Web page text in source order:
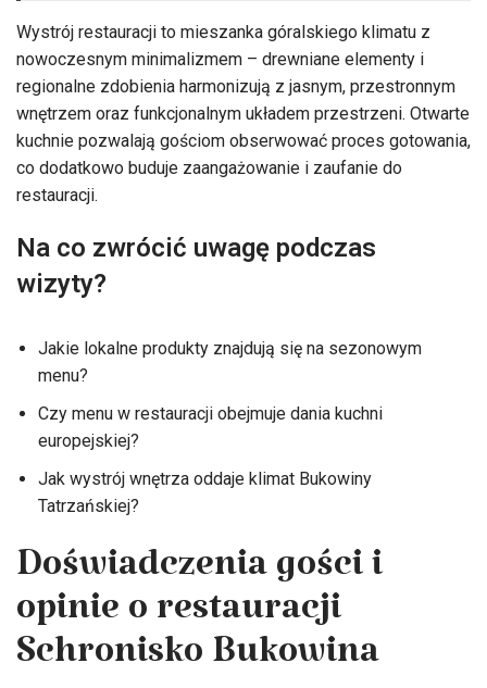
Wystrój restauracji to mieszanka góralskiego klimatu z
nowoczesnym minimalizmem – drewniane elementy i
regionalne zdobienia harmonizują z jasnym, przestronnym
wnętrzem oraz funkcjonalnym układem przestrzeni. Otwarte
kuchnie pozwalają gościom obserwować proces gotowania,
co dodatkowo buduje zaangażowanie i zaufanie do
restauracji.
Na co zwrócić uwagę podczas
wizyty?
Jakie lokalne produkty znajdują się na sezonowym
menu?
Czy menu w restauracji obejmuje dania kuchni
europejskiej?
Jak wystrój wnętrza oddaje klimat Bukowiny
Tatrzańskiej?
Doświadczenia gości i
opinie o restauracji
Schronisko Bukowina